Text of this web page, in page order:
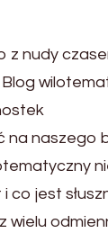
z nudy
na naszego
co jest
wielu